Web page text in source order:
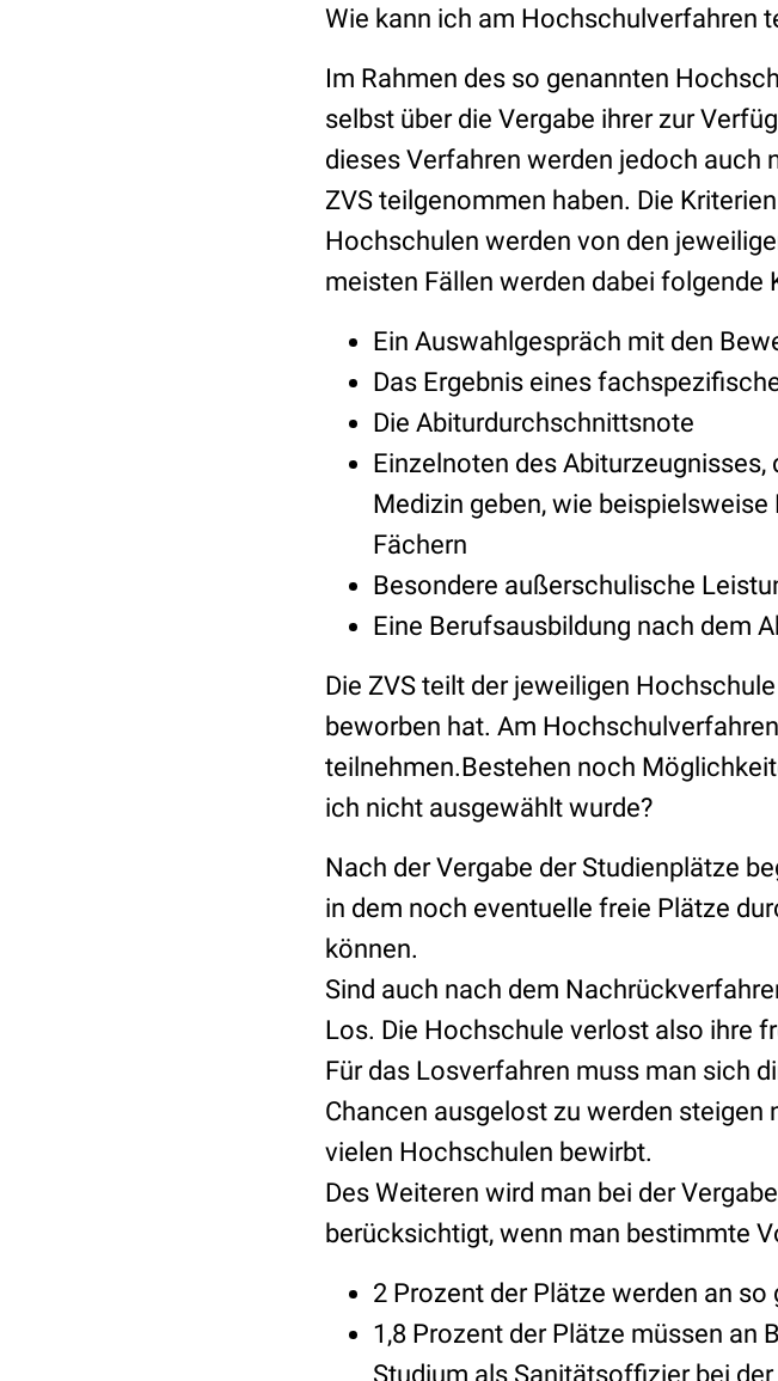
Wie kann ich am Hochschulverfahren
Im Rahmen des so genannten
selbst über die Vergabe ihrer zur
dieses Verfahren werden jedoch auch
ZVS teilgenommen haben. Die
Hochschulen werden von den
meisten Fällen werden dabei folgende
Ein Auswahlgespräch mit den
Das Ergebnis eines
Die Abiturdurchschnittsnote
Einzelnoten des
Medizin geben, wie
Fächern
Besondere außerschulische
Eine Berufsausbildung nach dem
Die ZVS teilt der jeweiligen
beworben hat. Am
teilnehmen.Bestehen noch
ich nicht ausgewählt wurde?
Nach der Vergabe der Studienplätze
in dem noch eventuelle freie Plätze
können.
Sind auch nach dem
Los. Die Hochschule verlost also ihre
Für das Losverfahren muss man sich
Chancen ausgelost zu werden
vielen Hochschulen bewirbt.
Des Weiteren wird man bei der
berücksichtigt, wenn man bestimmte
2 Prozent der Plätze werden an
1,8 Prozent der Plätze müssen an
Studium als Sanitätsoffizier bei